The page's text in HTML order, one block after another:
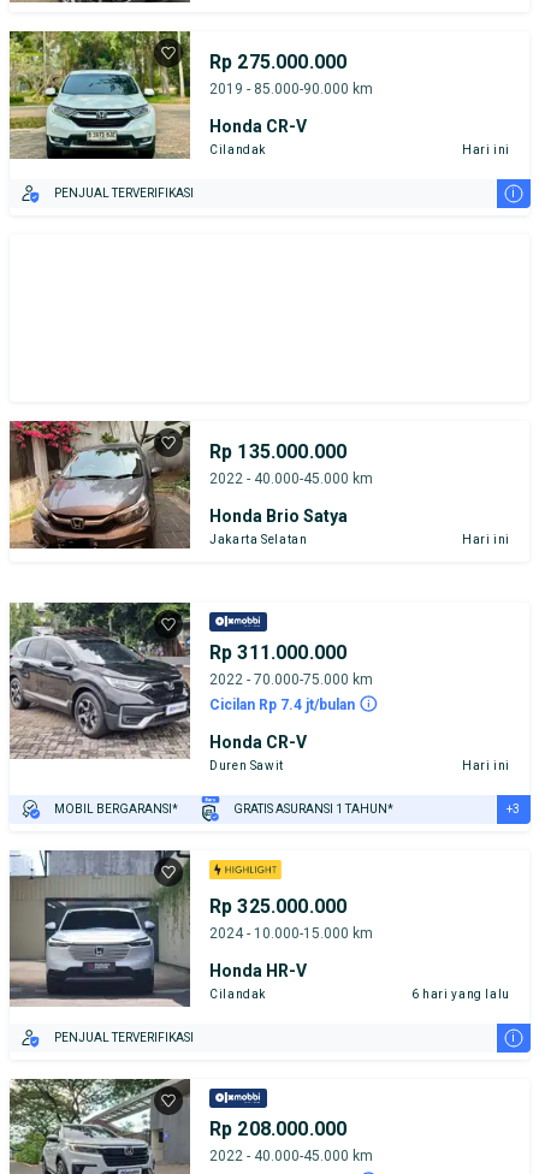
Rp 275.000.000
2019 - 85.000-90.000 km
Honda CR-V
Cilandak Hari ini
PENJUAL TERVERIFIKASI i
Rp 135.000.000
2022 - 40.000-45.000 km
Honda Brio Satya
Jakarta Selatan Hari ini
Rp 311.000.000
2022 - 70.000-75.000 km
Cicilan Rp 7.4 jt/bulan
Honda CR-V
Duren Sawit Hari ini
MOBIL BERGARANSI* GRATIS ASURANSI 1 TAHUN*
PENJUAL TERVERIFIKASI
+3
Rp 325.000.000
2024 - 10.000-15.000 km
Honda HR-V
Cilandak 6 hari yang lalu
PENJUAL TERVERIFIKASI i
Rp 208.000.000
2022 - 40.000-45.000 km